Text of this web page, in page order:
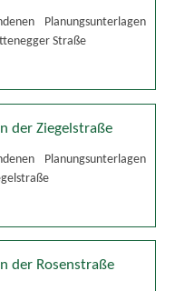
Planungsunterlagen
Straße
der Ziegelstraße
Planungsunterlagen
der Rosenstraße